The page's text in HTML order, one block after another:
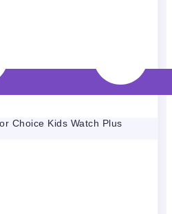
Choice Kids Watch Plus